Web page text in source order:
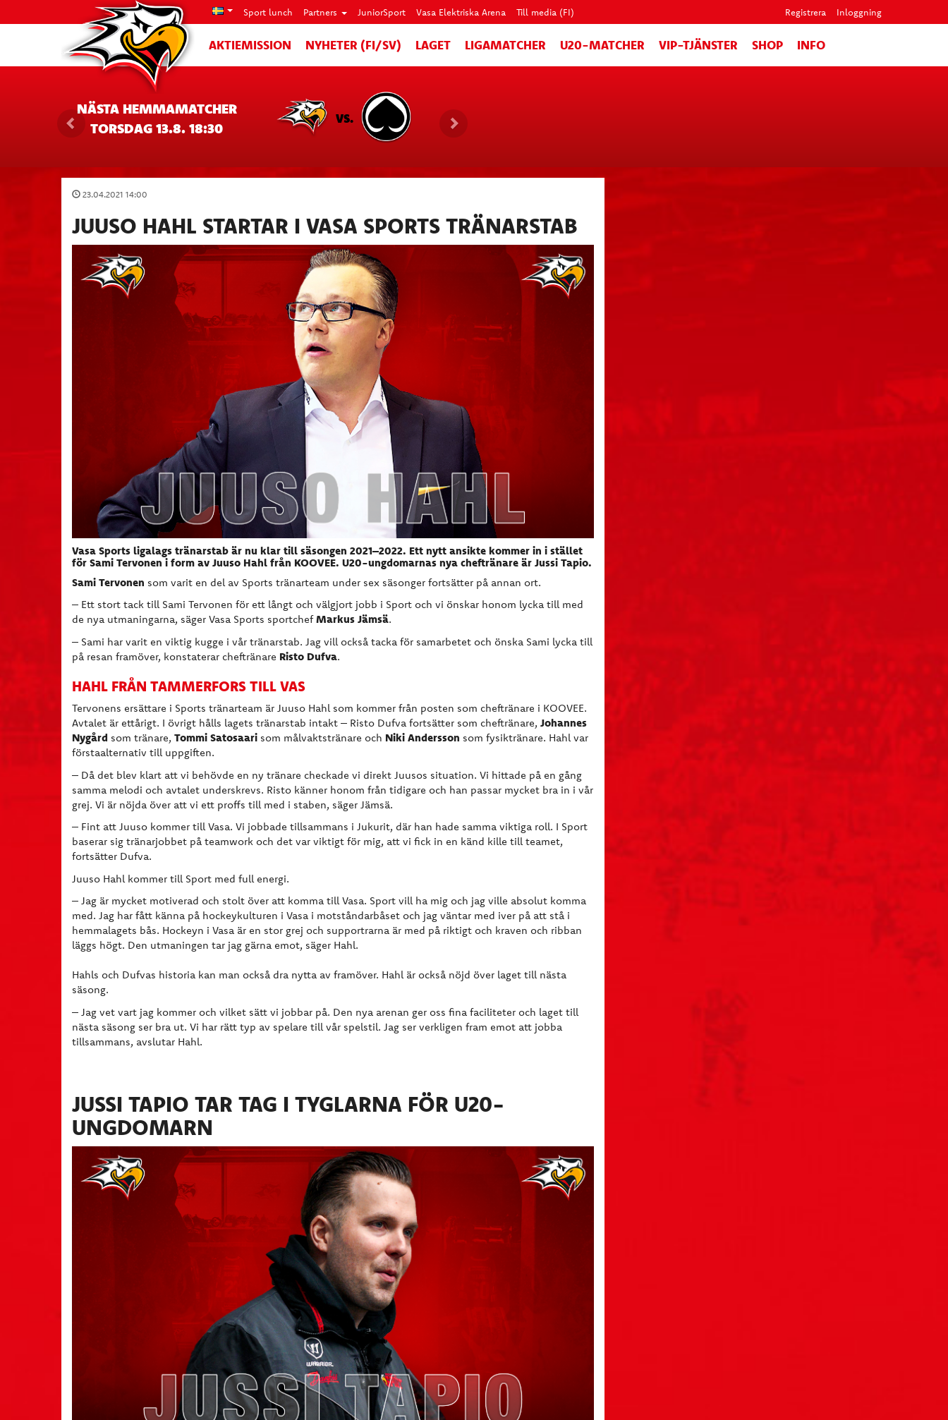
Sport lunch Partners JuniorSport Vasa Elektriska Arena Till media (FI) Registrera Inloggning
AKTIEMISSION NYHETER (FI/SV) LAGET LIGAMATCHER U20-MATCHER VIP-TJÄNSTER SHOP INFO
NÄSTA HEMMAMATCHER
TORSDAG 13.8. 18:30
VS.
23.04.2021 14:00
JUUSO HAHL STARTAR I VASA SPORTS TRÄNARSTAB
Vasa Sports ligalags tränarstab är nu klar till säsongen 2021–2022. Ett nytt ansikte kommer in i stället
för Sami Tervonen i form av Juuso Hahl från KOOVEE. U20-ungdomarnas nya cheftränare är Jussi Tapio.
Sami Tervonen som varit en del av Sports tränarteam under sex säsonger fortsätter på annan ort.
– Ett stort tack till Sami Tervonen för ett långt och välgjort jobb i Sport och vi önskar honom lycka till med
de nya utmaningarna, säger Vasa Sports sportchefMarkus Jämsä.
– Sami har varit en viktig kugge i vår tränarstab. Jag vill också tacka för samarbetet och önska Sami lycka till
på resan framöver, konstaterar cheftränare Risto Dufva.
HAHL FRÅN TAMMERFORS TILL VAS
Tervonens ersättare i Sports tränarteam är Juuso Hahl som kommer från posten som cheftränare i KOOVEE.
Avtalet är ettårigt. I övrigt hålls lagets tränarstab intakt – Risto Dufva fortsätter som cheftränare, Johannes
Nygård som tränare, Tommi Satosaari som målvaktstränare och Niki Andersson som fysiktränare. Hahl var
förstaalternativ till uppgiften.
– Då det blev klart att vi behövde en ny tränare checkade vi direkt Juusos situation. Vi hittade på en gång
samma melodi och avtalet underskrevs. Risto känner honom från tidigare och han passar mycket bra in i vår
grej. Vi är nöjda över att vi ett proffs till med i staben, säger Jämsä.
– Fint att Juuso kommer till Vasa. Vi jobbade tillsammans i Jukurit, där han hade samma viktiga roll. I Sport
baserar sig tränarjobbet på teamwork och det var viktigt för mig, att vi fick in en känd kille till teamet,
fortsätter Dufva.
Juuso Hahl kommer till Sport med full energi.
– Jag är mycket motiverad och stolt över att komma till Vasa. Sport vill ha mig och jag ville absolut komma
med. Jag har fått känna på hockeykulturen i Vasa i motståndarbåset och jag väntar med iver på att stå i
hemmalagets bås. Hockeyn i Vasa är en stor grej och supportrarna är med på riktigt och kraven och ribban
läggs högt. Den utmaningen tar jag gärna emot, säger Hahl.
Hahls och Dufvas historia kan man också dra nytta av framöver. Hahl är också nöjd över laget till nästa
säsong.
– Jag vet vart jag kommer och vilket sätt vi jobbar på. Den nya arenan ger oss fina faciliteter och laget till
nästa säsong ser bra ut. Vi har rätt typ av spelare till vår spelstil. Jag ser verkligen fram emot att jobba
tillsammans, avslutar Hahl.
JUSSI TAPIO TAR TAG I TYGLARNA FÖR U20-
UNGDOMARN